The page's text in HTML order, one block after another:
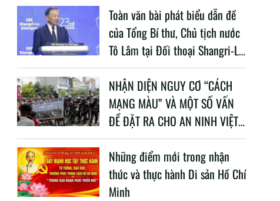
Toàn văn bài phát biểu dẫn đề
của Tổng Bí thư, Chủ tịch nước
Tô Lâm tại Đối thoại Shangri-La
lần thứ 23
NHẬN DIỆN NGUY CƠ “CÁCH
MẠNG MÀU” VÀ MỘT SỐ VẤN
ĐỀ ĐẶT RA CHO AN NINH VIỆT
NAM TRONG BỐI CẢNH HIỆN
NAY
Những điểm mới trong nhận
thức và thực hành Di sản Hồ Chí
Minh